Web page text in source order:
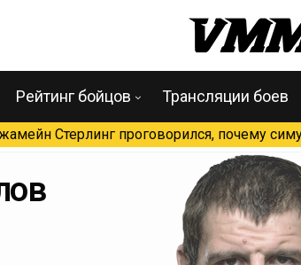
Рейтинг бойцов Трансляции боев
Стерлинг проговорился, почему